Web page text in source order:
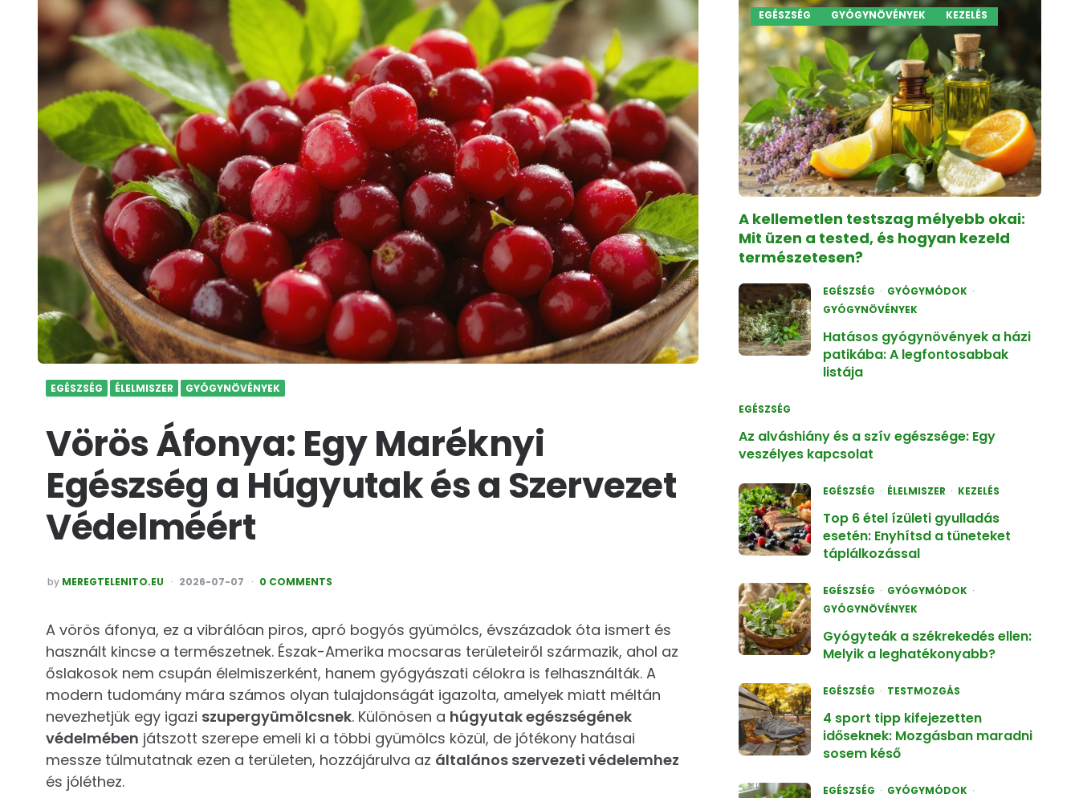
EGÉSZSÉG ÉLELMISZER GYÓGYNÖVÉNYEK
Vörös Áfonya: Egy Maréknyi
Egészség a Húgyutak és a Szervezet
Védelméért
POSTED
by MEREGTELENITO.EU 2026-07-07 0 COMMENTS
A vörös áfonya, ez a vibrálóan piros, apró bogyós gyümölcs, évszázadok óta ismert és
használt kincse a természetnek. Észak-Amerika mocsaras területeiről származik, ahol az
őslakosok nem csupán élelmiszerként, hanem gyógyászati célokra is felhasználták. A
modern tudomány mára számos olyan tulajdonságát igazolta, amelyek miatt méltán
nevezhetjük egy igazi szupergyümölcsnek. Különösen a húgyutak egészségének
védelmében játszott szerepe emeli ki a többi gyümölcs közül, de jótékony hatásai
messze túlmutatnak ezen a területen, hozzájárulva az általános szervezeti védelemhez
és jóléthez.
EGÉSZSÉG GYÓGYNÖVÉNYEK KEZELÉS
A kellemetlen testszag mélyebb okai:
Mit üzen a tested, és hogyan kezeld
természetesen?
EGÉSZSÉG
GYÓGYMÓDOK
GYÓGYNÖVÉNYEK
Hatásos gyógynövények a házi
patikába: A legfontosabbak
listája
EGÉSZSÉG
Az alváshiány és a szív egészsége: Egy
veszélyes kapcsolat
EGÉSZSÉG ÉLELMISZER KEZELÉS
Top 6 étel ízületi gyulladás
esetén: Enyhítsd a tüneteket
táplálkozással
EGÉSZSÉG
GYÓGYMÓDOK
GYÓGYNÖVÉNYEK
Gyógyteák a székrekedés ellen:
Melyik a leghatékonyabb?
EGÉSZSÉG TESTMOZGÁS
4 sport tipp kifejezetten
időseknek: Mozgásban maradni
sosem késő
EGÉSZSÉG
GYÓGYMÓDOK